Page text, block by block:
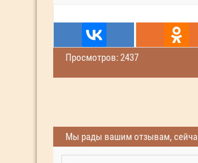
Просмотров: 2437
Мы рады вашим отзывам,